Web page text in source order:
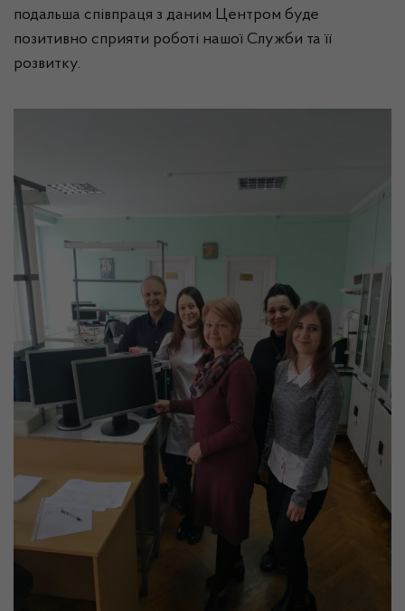
подальша співпраця з даним Центром буде
позитивно сприяти роботі нашої Служби та її
розвитку.